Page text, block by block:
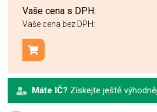
Vaše cena s DPH:
Vaše cena bez DPH:
Přidat do košíku
Máte IČ? Získejte ještě